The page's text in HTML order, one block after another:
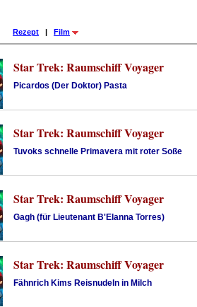
Rezept | Film
Star Trek: Raumschiff Voyager
Picardos (Der Doktor) Pasta
Star Trek: Raumschiff Voyager
Tuvoks schnelle Primavera mit roter Soße
Star Trek: Raumschiff Voyager
Gagh (für Lieutenant B'Elanna Torres)
Star Trek: Raumschiff Voyager
Fähnrich Kims Reisnudeln in Milch